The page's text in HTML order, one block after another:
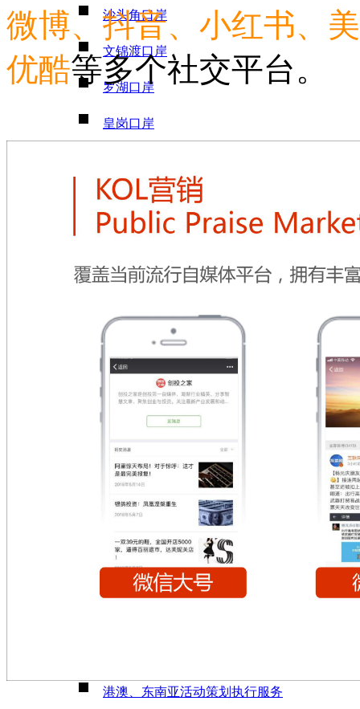
沙头角口岸
文锦渡口岸
罗湖口岸
皇岗口岸
深圳机场T3航站楼国际厅口岸
深圳机场福永码头口岸
广西东兴口岸
站点视频
柜体包装
地面活动
品牌策划
品牌策划服务内容
网络公关及危机处理
网络公关及危机公关服务内容
港澳、东南亚活动策划执行服务
微博、抖音、小红书、
优酷等多个社交平台。